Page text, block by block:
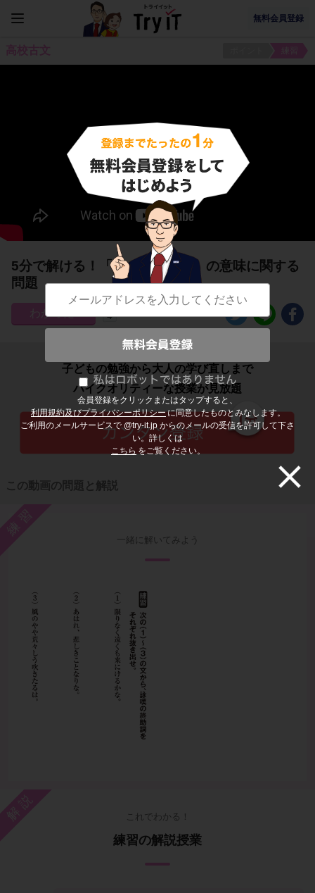
無料会員登録
会員登録をクリックまたはタップすると、
利用規約及びプライバシーポリシーに同意したものとみなします。
ご利用のメールサービスで @try-it.jp からのメールの受信を許可して下さ
い。詳しくは
こちら をご覧ください。
高校古文 練習
5分で解ける！「は・な・かな」の意味に関する
問題
4
子どもの勉強から大人の学び直しまで
ハイクオリティーな授業が見放題
この動画の問題と解説
練習
一緒に解いてみよう
解説 これでわかる！
練習の解説授業